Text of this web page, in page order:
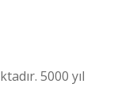
5000 yıl